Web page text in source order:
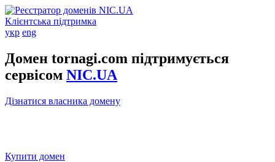
Клієнтська підтримка
укр eng
Домен tornagi.com підтримується
сервісом NIC.UA
Дізнатися власника домену
Купити домен